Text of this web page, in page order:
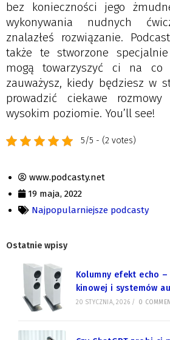
bez konieczności jego
wykonywania nudnych
znalazłeś rozwiązanie.
także te stworzone
mogą towarzyszyć ci na co
zauważysz, kiedy będziesz w
prowadzić ciekawe
wysokim poziomie. You’ll see!
5/5 - (2 votes)
www.podcasty.net
19 maja, 2022
Najpopularniejsze podcasty
Ostatnie wpisy
Kolumny efekt echo
kinowej i systemów
20 STYCZNIA, 2026 / 0